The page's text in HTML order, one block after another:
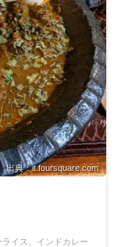
出典：it.foursquare.com
イス、インドカレー